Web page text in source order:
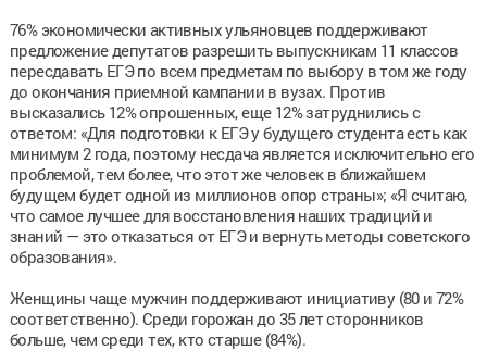
76% экономически активных ульяновцев поддерживают
предложение депутатов разрешить выпускникам 11 классов
пересдавать ЕГЭ по всем предметам по выбору в том же году
до окончания приемной кампании в вузах. Против
высказались 12% опрошенных, еще 12% затруднились с
ответом: «Для подготовки к ЕГЭ у будущего студента есть как
минимум 2 года, поэтому несдача является исключительно его
проблемой, тем более, что этот же человек в ближайшем
будущем будет одной из миллионов опор страны»; «Я считаю,
что самое лучшее для восстановления наших традиций и
знаний — это отказаться от ЕГЭ и вернуть методы советского
образования».
Женщины чаще мужчин поддерживают инициативу (80 и 72%
соответственно). Среди горожан до 35 лет сторонников
больше, чем среди тех, кто старше (84%).